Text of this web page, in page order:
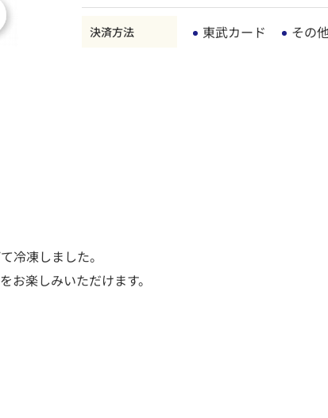
決済方法 東武カード その
冷凍しました。
楽しみいただけます。